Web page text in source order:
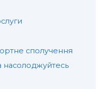
сполучення
насолоджуйтесь